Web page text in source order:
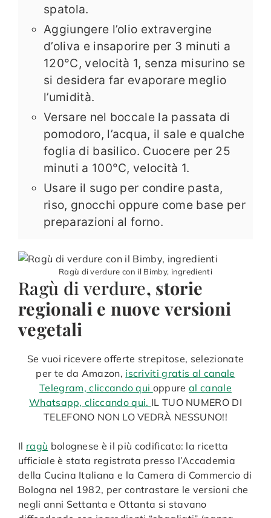
spatola.
Aggiungere l’olio extravergine
d’oliva e insaporire per 3 minuti a
120°C, velocità 1, senza misurino se
si desidera far evaporare meglio
l’umidità.
Versare nel boccale la passata di
pomodoro, l’acqua, il sale e qualche
foglia di basilico. Cuocere per 25
minuti a 100°C, velocità 1.
Usare il sugo per condire pasta,
riso, gnocchi oppure come base per
preparazioni al forno.
Ragù di verdure con il Bimby, ingredienti
Ragù di verdure, storie
regionali e nuove versioni
vegetali
Se vuoi ricevere offerte strepitose, selezionate
per te da Amazon, iscriviti gratis al canale
Telegram, cliccando qui oppureal canale
Whatsapp, cliccando qui. IL TUO NUMERO DI
TELEFONO NON LO VEDRÀ NESSUNO!!
Il ragù bolognese è il più codificato: la ricetta
ufficiale è stata registrata presso l’Accademia
della Cucina Italiana e la Camera di Commercio di
Bologna nel 1982, per contrastare le versioni che
negli anni Settanta e Ottanta si stavano